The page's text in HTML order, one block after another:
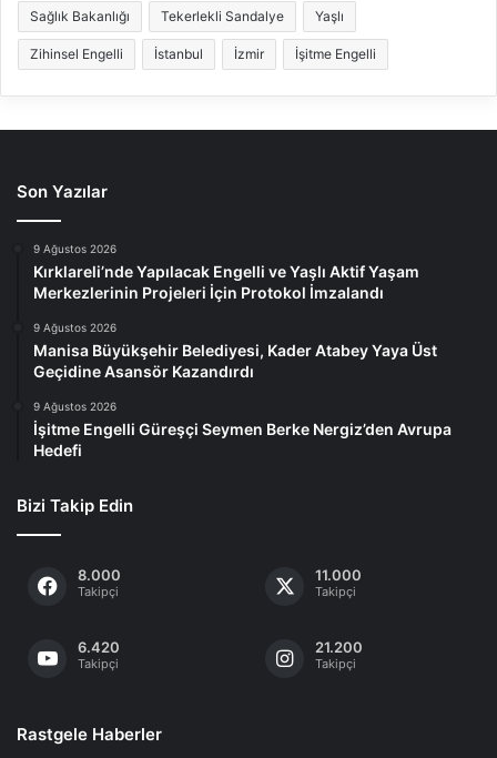
Sağlık Bakanlığı Tekerlekli Sandalye Yaşlı
Zihinsel Engelli İstanbul İzmir İşitme Engelli
Son Yazılar
9 Ağustos 2026
Kırklareli’nde Yapılacak Engelli ve Yaşlı Aktif Yaşam
Merkezlerinin Projeleri İçin Protokol İmzalandı
9 Ağustos 2026
Manisa Büyükşehir Belediyesi, Kader Atabey Yaya Üst
Geçidine Asansör Kazandırdı
9 Ağustos 2026
İşitme Engelli Güreşçi Seymen Berke Nergiz’den Avrupa
Hedefi
Bizi Takip Edin
8.000
Takipçi
11.000
Takipçi
6.420
Takipçi
21.200
Takipçi
Rastgele Haberler